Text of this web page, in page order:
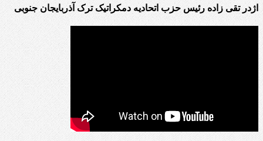
اژدر تقی زاده رئیس حزب اتحادیه دمکراتیک ترک آذربایجان جنوبی